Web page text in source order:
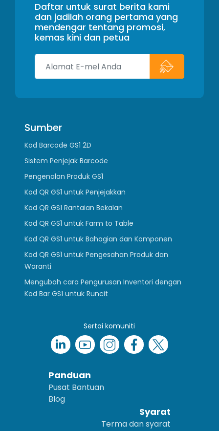
Daftar untuk surat berita kami
dan jadilah orang pertama yang
mendengar tentang promosi,
kemas kini dan petua
Sumber
Kod Barcode GS1 2D
Sistem Penjejak Barcode
Pengenalan Produk GS1
Kod QR GS1 untuk Penjejakkan
Kod QR GS1 Rantaian Bekalan
Kod QR GS1 untuk Farm to Table
Kod QR GS1 untuk Bahagian dan Komponen
Kod QR GS1 untuk Pengesahan Produk dan
Waranti
Mengubah cara Pengurusan Inventori dengan
Kod Bar GS1 untuk Runcit
Sertai komuniti
Panduan
Pusat Bantuan
Blog
Syarat
Terma dan syarat